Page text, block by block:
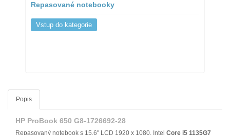
Repasované notebooky
Vstup do kategorie
Popis
HP ProBook 650 G8-1726692-28
Repasovaný notebook s 15,6" LCD 1920 x 1080, Intel Core i5 1135G7